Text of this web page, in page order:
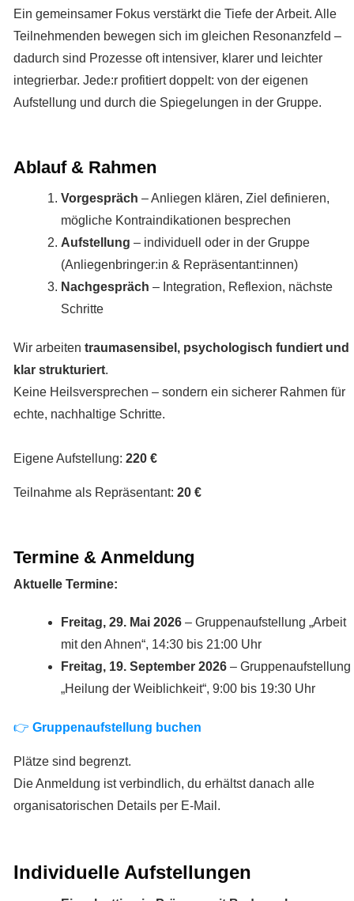
Ein gemeinsamer Fokus verstärkt die Tiefe der Arbeit. Alle
Teilnehmenden bewegen sich im gleichen Resonanzfeld –
dadurch sind Prozesse oft intensiver, klarer und leichter
integrierbar. Jede:r profitiert doppelt: von der eigenen
Aufstellung und durch die Spiegelungen in der Gruppe.
Ablauf & Rahmen
Vorgespräch – Anliegen klären, Ziel definieren,
mögliche Kontraindikationen besprechen
Aufstellung – individuell oder in der Gruppe
(Anliegenbringer:in & Repräsentant:innen)
Nachgespräch – Integration, Reflexion, nächste
Schritte
Wir arbeiten traumasensibel, psychologisch fundiert und
klar strukturiert.
Keine Heilsversprechen – sondern ein sicherer Rahmen für
echte, nachhaltige Schritte.
Eigene Aufstellung: 220 €
Teilnahme als Repräsentant: 20 €
Termine & Anmeldung
Aktuelle Termine:
Freitag, 29. Mai 2026 – Gruppenaufstellung „Arbeit
mit den Ahnen“, 14:30 bis 21:00 Uhr
Freitag, 19. September 2026 – Gruppenaufstellung
„Heilung der Weiblichkeit“, 9:00 bis 19:30 Uhr
👉 Gruppenaufstellung buchen
Plätze sind begrenzt.
Die Anmeldung ist verbindlich, du erhältst danach alle
organisatorischen Details per E-Mail.
Individuelle Aufstellungen